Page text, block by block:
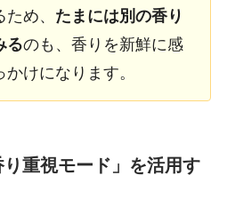
め、 たまには別の香り
るのも、香りを新鮮に感
けになります。
重視モード」を活用す